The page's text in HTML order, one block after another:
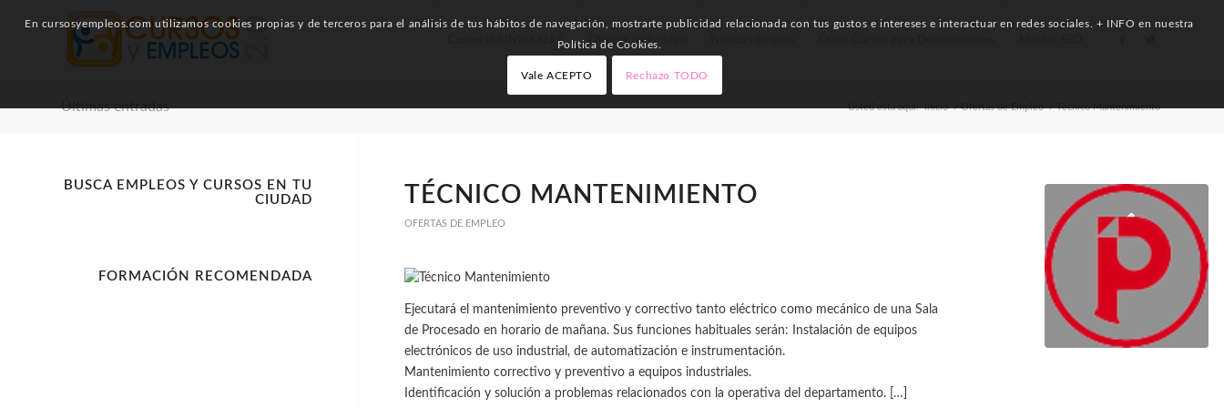
Cursos del INEM SEPE Ofertas de Empleo
Últimas entradas Usted está aquí: Inicio / Ofertas de Empleo / Técnico Mantenimiento
TÉCNICO MANTENIMIENTO
OFERTAS DE EMPLEO
Ejecutará el mantenimiento preventivo y correctivo tanto eléctrico como mecánico de una Sala
de Procesado en horario de mañana. Sus funciones habituales serán: Instalación de equipos
electrónicos de uso industrial, de automatización e instrumentación.
Mantenimiento correctivo y preventivo a equipos industriales.
Identificación y solución a problemas relacionados con la operativa del departamento. […]
BUSCA EMPLEOS Y CURSOS EN TU
CIUDAD
FORMACIÓN RECOMENDADA
En cursosyempleos.com utilizamos cookies propias y de terceros para el análisis de tus hábitos de navegación, mostrarte publicidad relacionada con tus gustos e intereses e interactuar en redes sociales. + INFO en nuestra
Política de Cookies.
Vale ACEPTO Rechazo TODO